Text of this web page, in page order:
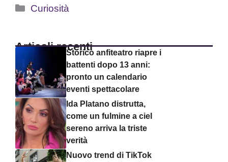
Categorie
Curiosità
Articoli recentiStorico anfiteatro riapre i
battenti dopo 13 anni:
pronto un calendario
eventi spettacolare
Ida Platano distrutta,
come un fulmine a ciel
sereno arriva la triste
verità
Nuovo trend di TikTok